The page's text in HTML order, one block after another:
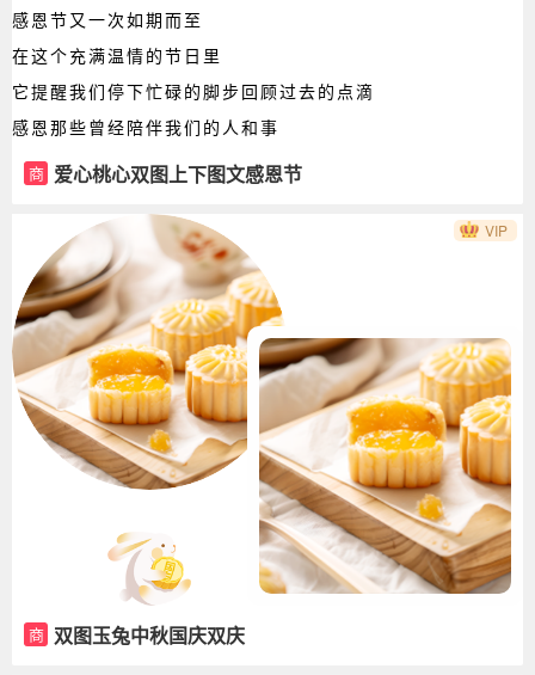
感恩节又一次如期而至
在这个充满温情的节日里
它提醒我们停下忙碌的脚步回顾过去的点滴
感恩那些曾经陪伴我们的人和事
商 爱心桃心双图上下图文感恩节
商 双图玉兔中秋国庆双庆
VIP